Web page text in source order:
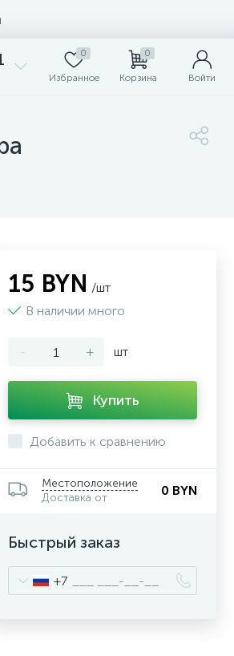
0
Избранное
0
Корзина Войти
15 BYN /шт
В наличии много
- + шт
Купить
Добавить к сравнению
Местоположение
Доставка от
0 BYN
Быстрый заказ
+7